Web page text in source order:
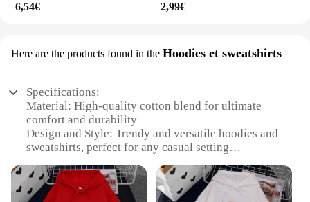
6,54€ 2,99€
Here are the products found in the Hoodies et sweatshirts
Specifications:
Material: High-quality cotton blend for ultimate
comfort and durability
Design and Style: Trendy and versatile hoodies and
sweatshirts, perfect for any casual setting
or as a cozy addition to your wardrobe
Performance and Property: Designed for warmth